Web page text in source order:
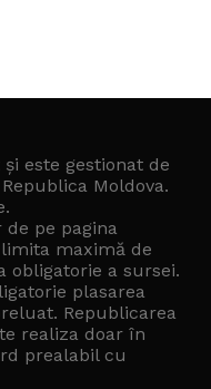
este gestionat de
Moldova.
pe pagina
maximă de
obligatorie a sursei.
plasarea
Republicarea
realiza doar în
prealabil cu